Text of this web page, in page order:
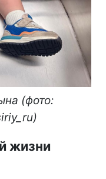
(фото:
жизни